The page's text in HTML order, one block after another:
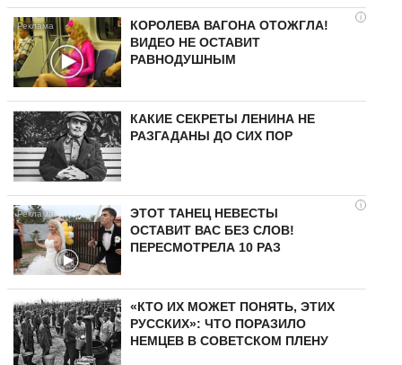
i
КОРОЛЕВА ВАГОНА ОТОЖГЛА!
ВИДЕО НЕ ОСТАВИТ
РАВНОДУШНЫМ
КАКИЕ СЕКРЕТЫ ЛЕНИНА НЕ
РАЗГАДАНЫ ДО СИХ ПОР
i
ЭТОТ ТАНЕЦ НЕВЕСТЫ
ОСТАВИТ ВАС БЕЗ СЛОВ!
ПЕРЕСМОТРЕЛА 10 РАЗ
«КТО ИХ МОЖЕТ ПОНЯТЬ, ЭТИХ
РУССКИХ»: ЧТО ПОРАЗИЛО
НЕМЦЕВ В СОВЕТСКОМ ПЛЕНУ